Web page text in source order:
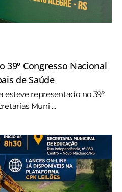
39º Congresso Nacional
de Saúde
representado no 39º
Muni ...